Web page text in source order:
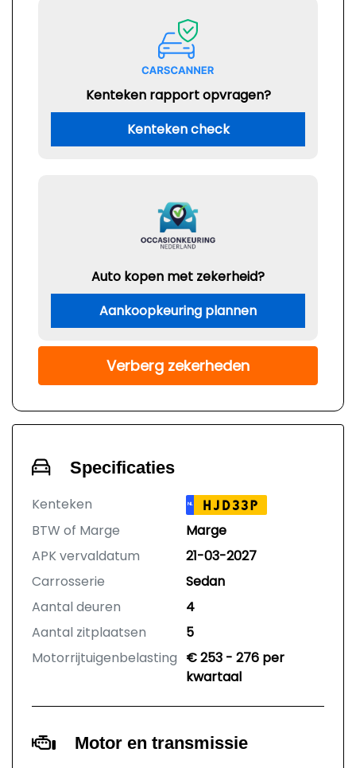
Kenteken rapport opvragen?
Kenteken check
Auto kopen met zekerheid?
Aankoopkeuring plannen
Verberg zekerheden
Specificaties
Kenteken NL HJD33P
BTW of Marge
Marge
APK vervaldatum
21-03-2027
Carrosserie
Sedan
Aantal deuren
4
Aantal zitplaatsen
5
Motorrijtuigenbelasting € 253 - 276 per
kwartaal
Motor en transmissie